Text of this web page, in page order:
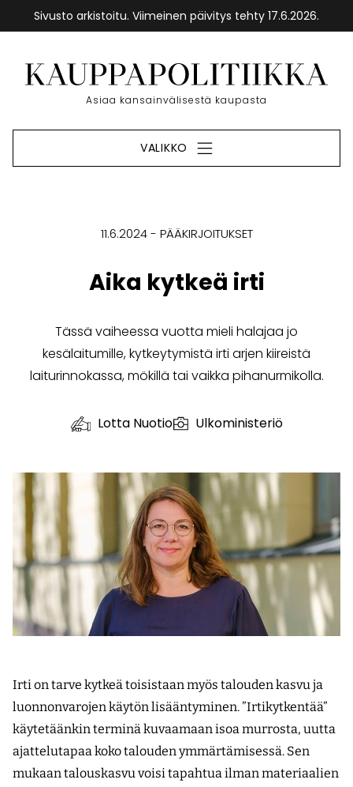
Sivusto arkistoitu. Viimeinen päivitys tehty 17.6.2026.
sisältöön
Etusivu
Asiaa kansainvälisestä kaupasta
VALIKKO
11.6.2024 PÄÄKIRJOITUKSET
Aika kytkeä irti
Tässä vaiheessa vuotta mieli halajaa jo
kesälaitumille, kytkeytymistä irti arjen kiireistä
laiturinnokassa, mökillä tai vaikka pihanurmikolla.
Lotta Nuotio Ulkoministeriö
Irti on tarve kytkeä toisistaan myös talouden kasvu ja
luonnonvarojen käytön lisääntyminen. ”Irtikytkentää”
käytetäänkin terminä kuvaamaan isoa murrosta, uutta
ajattelutapaa koko talouden ymmärtämisessä. Sen
mukaan talouskasvu voisi tapahtua ilman materiaalien